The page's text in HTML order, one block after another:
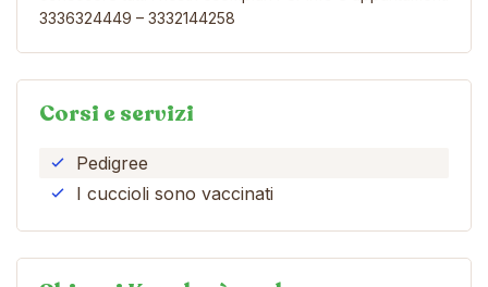
3336324449 – 3332144258
Corsi e servizi
Pedigree
I cuccioli sono vaccinati